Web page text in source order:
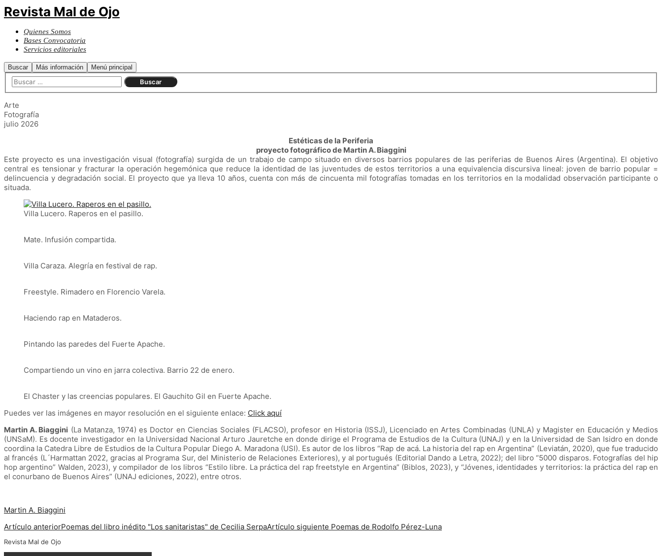
Revista Mal de Ojo
Quienes Somos
Bases Convocatoria
Servicios editoriales
Buscar Más información Menú principal
Arte
Fotografía
julio 2026
Estéticas de la Periferia
proyecto fotográfico de Martin A. Biaggini
Este proyecto es una investigación visual (fotografía) surgida de un trabajo de campo situado en diversos barrios populares de las periferias de Buenos Aires (Argentina). El objetivo
central es tensionar y fracturar la operación hegemónica que reduce la identidad de las juventudes de estos territorios a una equivalencia discursiva lineal: joven de barrio popular =
delincuencia y degradación social. El proyecto que ya lleva 10 años, cuenta con más de cincuenta mil fotografías tomadas en los territorios en la modalidad observación participante o
situada.
Villa Lucero. Raperos en el pasillo.
Mate. Infusión compartida.
Villa Caraza. Alegría en festival de rap.
Freestyle. Rimadero en Florencio Varela.
Haciendo rap en Mataderos.
Pintando las paredes del Fuerte Apache.
Compartiendo un vino en jarra colectiva. Barrio 22 de enero.
El Chaster y las creencias populares. El Gauchito Gil en Fuerte Apache.
Puedes ver las imágenes en mayor resolución en el siguiente enlace: Click aquí
Martin A. Biaggini (La Matanza, 1974) es Doctor en Ciencias Sociales (FLACSO), profesor en Historia (ISSJ), Licenciado en Artes Combinadas (UNLA) y Magister en Educación y Medios
(UNSaM). Es docente investigador en la Universidad Nacional Arturo Jauretche en donde dirige el Programa de Estudios de la Cultura (UNAJ) y en la Universidad de San Isidro en donde
coordina la Catedra Libre de Estudios de la Cultura Popular Diego A. Maradona (USI). Es autor de los libros “Rap de acá. La historia del rap en Argentina” (Leviatán, 2020), que fue traducido
al francés (L´Harmattan 2022, gracias al Programa Sur, del Ministerio de Relaciones Exteriores), y al portugués (Editorial Dando a Letra, 2022); del libro “5000 disparos. Fotografías del hip
hop argentino” Walden, 2023), y compilador de los libros “Estilo libre. La práctica del rap freetstyle en Argentina” (Biblos, 2023), y “Jóvenes, identidades y territorios: la práctica del rap en
el conurbano de Buenos Aires” (UNAJ ediciones, 2022), entre otros.
Martin A. Biaggini
Artículo anteriorPoemas del libro inédito "Los sanitaristas" de Cecilia SerpaArtículo siguiente Poemas de Rodolfo Pérez-Luna
Revista Mal de Ojo